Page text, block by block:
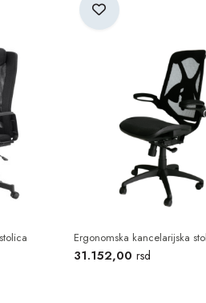
našem salonu u Kragujevcu na adresi
Ergonomska kancelarijska
31.152,00 rsd